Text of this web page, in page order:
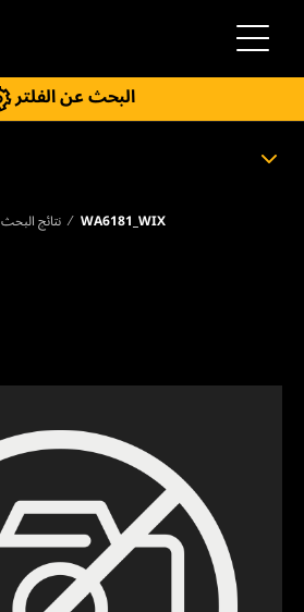
التنقل
البحث عن الفلتر
نتائج البحث WA6181_WIX